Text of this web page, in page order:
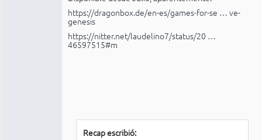
https://dragonbox.de/en-es/games-for-se … ve-
genesis
https://nitter.net/laudelino7/status/20 …
46597515#m
Recap escribió: